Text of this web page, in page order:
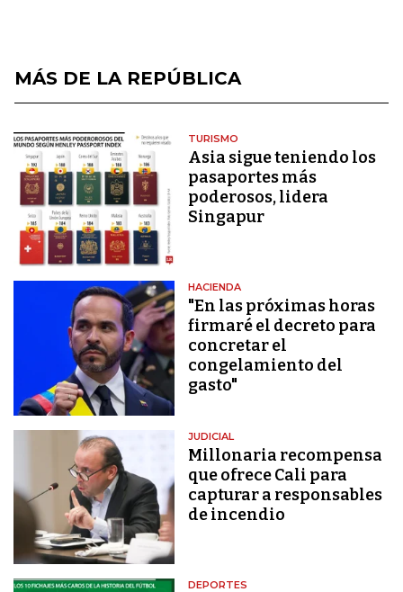
MÁS DE LA REPÚBLICA
TURISMO
Asia sigue teniendo los
pasaportes más
poderosos, lidera
Singapur
HACIENDA
"En las próximas horas
firmaré el decreto para
concretar el
congelamiento del
gasto"
JUDICIAL
Millonaria recompensa
que ofrece Cali para
capturar a responsables
de incendio
DEPORTES